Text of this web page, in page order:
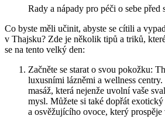
Rady a nápady pro péči o sebe
Co byste měli učinit, abyste se cítili a
v Thajsku? Zde je několik tipů a triků,
se na tento velký den:
Začněte se starat o svou pokožku:
luxusními lázněmi a wellness
masáž, která nejenže uvolní vaše
mysl. Můžete si také dopřát
a osvěžujícího ovoce, který prospěje